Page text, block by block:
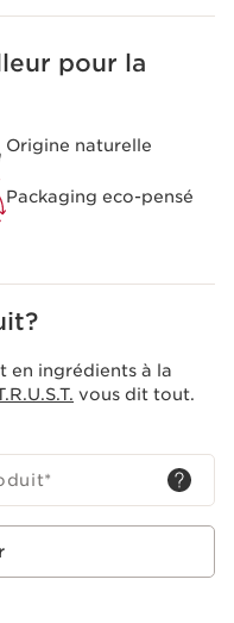
pour la
Origine naturelle
Packaging eco-pensé
en ingrédients à la
vous dit tout.
*